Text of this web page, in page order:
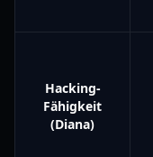
Hacking-
Fähigkeit
(Diana)